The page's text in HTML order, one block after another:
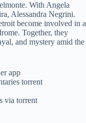
With Angela
Alessandra Negrini.
become involved in a
Together, they
and mystery amid the
app
torrent
via torrent